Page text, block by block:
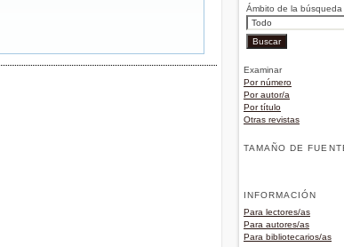
Ámbito de la búsqueda
Examinar
Por número
Por autor/a
Por título
Otras revistas
TAMAÑO DE
INFORMACIÓN
Para lectores/as
Para autores/as
Para bibliotecarios/as